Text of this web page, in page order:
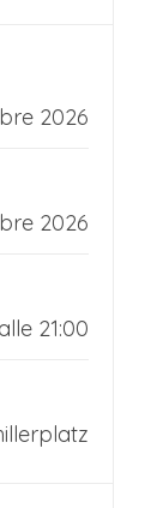
2026
2026
21:00